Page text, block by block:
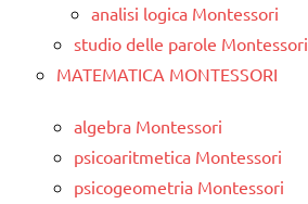
analisi logica Montessori
studio delle parole Montessori
MATEMATICA MONTESSORI
algebra Montessori
psicoaritmetica Montessori
psicogeometria Montessori